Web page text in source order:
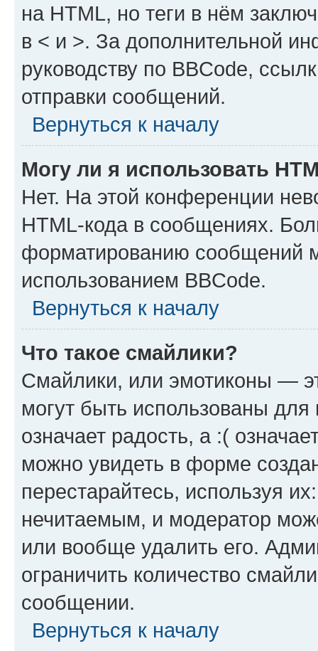
на HTML, но теги в нём
в < и >. За дополнительной
руководству по BBCode,
отправки сообщений.
Вернуться к началу
Могу ли я использовать
Нет. На этой конференции
HTML-кода в сообщениях.
форматированию сообщений
использованием BBCode.
Вернуться к началу
Что такое смайлики?
Смайлики, или эмотиконы —
могут быть использованы
означает радость, а :(
можно увидеть в форме
перестарайтесь, используя
нечитаемым, и модератор
или вообще удалить его.
ограничить количество
сообщении.
Вернуться к началу